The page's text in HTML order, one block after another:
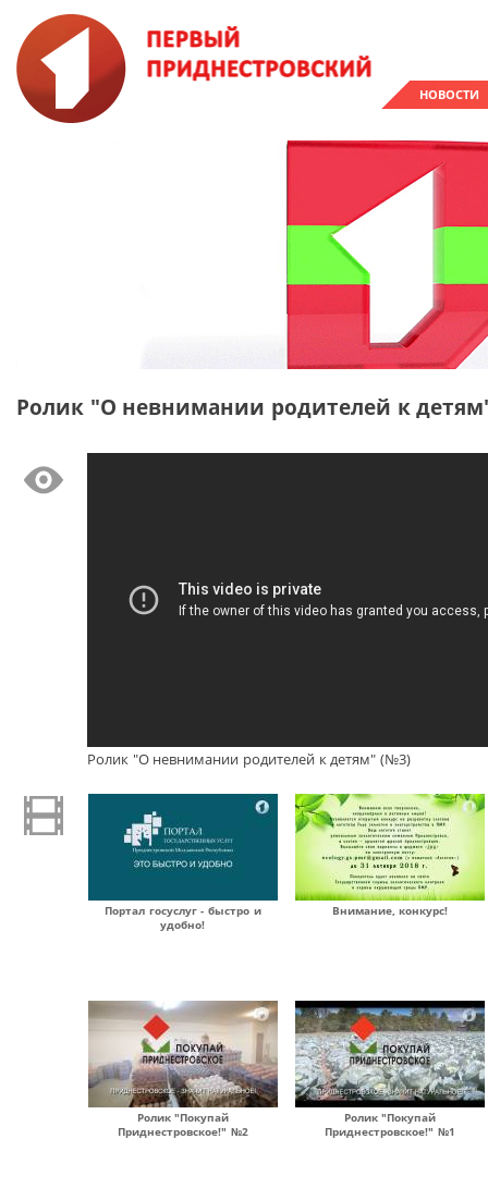
НОВОСТИ
Ролик "О невнимании родителей к
Ролик "О невнимании родителей к детям" (№3)
Портал госуслуг - быстро и
удобно!
Внимание, конкурс!
Ролик "Покупай
Приднестровское!" №2
Ролик "Покупай
Приднестровское!" №1